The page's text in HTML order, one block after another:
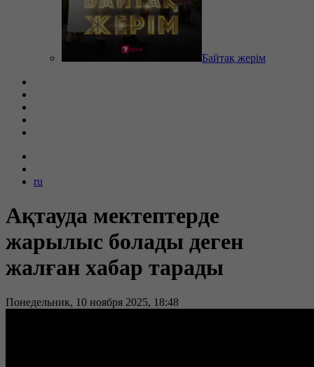
Байтақ жерім
ru
Ақтауда мектептерде
жарылыс болады деген
жалған хабар тарады
Понедельник, 10 ноября 2025, 18:48